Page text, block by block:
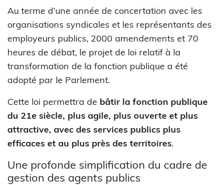
Au terme d’une année de concertation avec les
organisations syndicales et les représentants des
employeurs publics, 2000 amendements et 70
heures de débat, le projet de loi relatif à la
transformation de la fonction publique a été
adopté par le Parlement.
Cette loi permettra de bâtir la fonction publique
du 21e siècle, plus agile, plus ouverte et plus
attractive, avec des services publics plus
efficaces et au plus près des territoires.
Une profonde simplification du cadre de
gestion des agents publics